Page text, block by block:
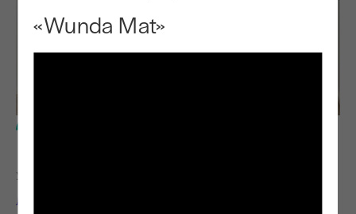
«Wunda Mat»
УЧИТЕЛЬ
Лесли Белл